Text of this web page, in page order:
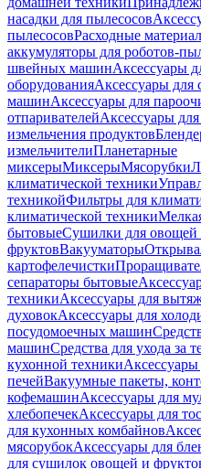
насадки для пылесосов
пылесосовРасходные
аккумуляторы для роботов-
швейных машинАксессуары
оборудованияАксессуары
машинАксессуары для
отпаривателейАксессуары
измельчения продуктов
измельчителиПланетарные
миксерыМиксерыМясорубки
климатической техники
техникойФильтры для
климатической техники
бытовыеСушилки для овощей
фруктовВакууматоры
картофелечистки
сепараторы бытовые
техникиАксессуары для
духовокАксессуары для
посудомоечных машин
машинСредства для ухода за
кухонной техники
печейВакуумные пакеты,
кофемашинАксессуары для
хлебопечекАксессуары для
для кухонных комбайнов
мясорубокАксессуары для
для сушилок овощей и